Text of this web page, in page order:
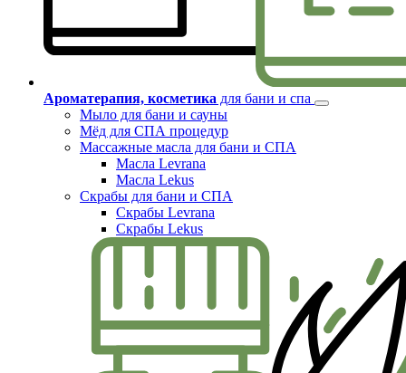
Ароматерапия, косметика для бани и спа
Мыло для бани и сауны
Мёд для СПА процедур
Массажные масла для бани и СПА
Масла Levrana
Масла Lekus
Скрабы для бани и СПА
Скрабы Levrana
Скрабы Lekus